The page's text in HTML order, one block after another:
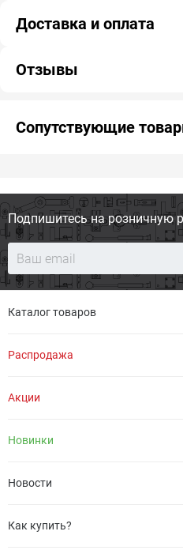
Доставка и оплата
Отзывы
Сопутствующие
Подпишитесь на розничную
Каталог товаров
Распродажа
Акции
Новинки
Новости
Как купить?